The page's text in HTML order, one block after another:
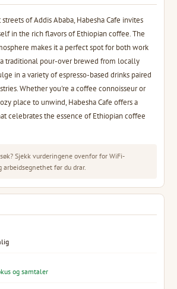
of Addis Ababa, Habesha Cafe invites
in the rich flavors of Ethiopian coffee. The
makes it a perfect spot for both work
traditional pour-over brewed from locally
in a variety of espresso-based drinks paired
Whether you're a coffee connoisseur or
place to unwind, Habesha Cafe offers a
celebrates the essence of Ethiopian coffee
Sjekk vurderingene ovenfor for WiFi-
før du drar.
og samtaler